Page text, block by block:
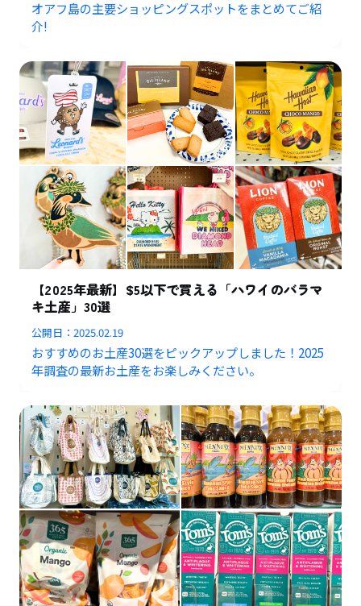
オアフ島の主要ショッピングスポットをまとめてご紹
介!
【2025年最新】$5以下で買える「ハワイのバラマ
キ土産」30選
公開日：2025.02.19
おすすめのお土産30選をピックアップしました！2025
年調査の最新お土産をお楽しみください。